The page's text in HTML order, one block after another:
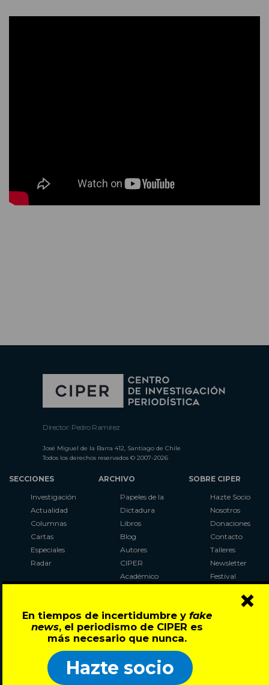
En tiempos de incertidumbre y fake
news, el periodismo de CIPER es
más necesario que nunca.
Hazte socio
×
Director: Pedro Ramírez
José Miguel de la Barra 412, Santiago de Chile
Todos los derechos reservados © 2007-2026
SECCIONES
Investigación
Actualidad
Columnas
Cartas
Especiales
Radar
ARCHIVO
Papeles de la
Dictadura
Libros
Blog
Autores
CIPER
Académico
Al Plebiscito
con CIPER
SOBRE CIPER
Hazte Socio
Nosotros
Donaciones
Contacto
Talleres
Newsletter
Festival